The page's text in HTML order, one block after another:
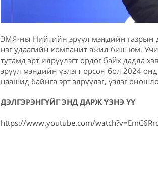
ЭМЯ-ны Нийтийн эрүүл мэндийн газрын
нэг удаагийн компанит ажил биш юм.
тутамд эрт илрүүлэгт ордог байх дадла
эрүүл мэндийн үзлэгт орсон бол 2024
цаашид байнга эрт элрүүлэг, үзлэг
ДЭЛГЭРЭНГҮЙГ ЭНД ДАРЖ ҮЗНЭ ҮҮ
https://www.youtube.com/